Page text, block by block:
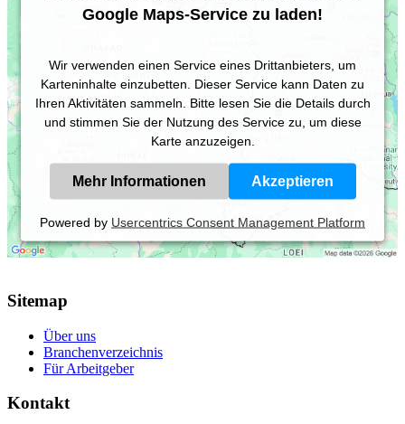
Google Maps-Service zu laden!
Wir verwenden einen Service eines Drittanbieters, um
Karteninhalte einzubetten. Dieser Service kann Daten zu
Ihren Aktivitäten sammeln. Bitte lesen Sie die Details durch
und stimmen Sie der Nutzung des Service zu, um diese
Karte anzuzeigen.
Mehr Informationen Akzeptieren
Powered by Usercentrics Consent Management Platform
Sitemap
Über uns
Branchenverzeichnis
Für Arbeitgeber
Kontakt